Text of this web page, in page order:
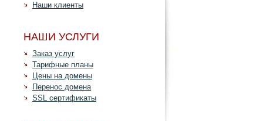
Наши клиенты
НАШИ УСЛУГИ
Заказ услуг
Тарифные планы
Цены на домены
Перенос домена
SSL сертификаты